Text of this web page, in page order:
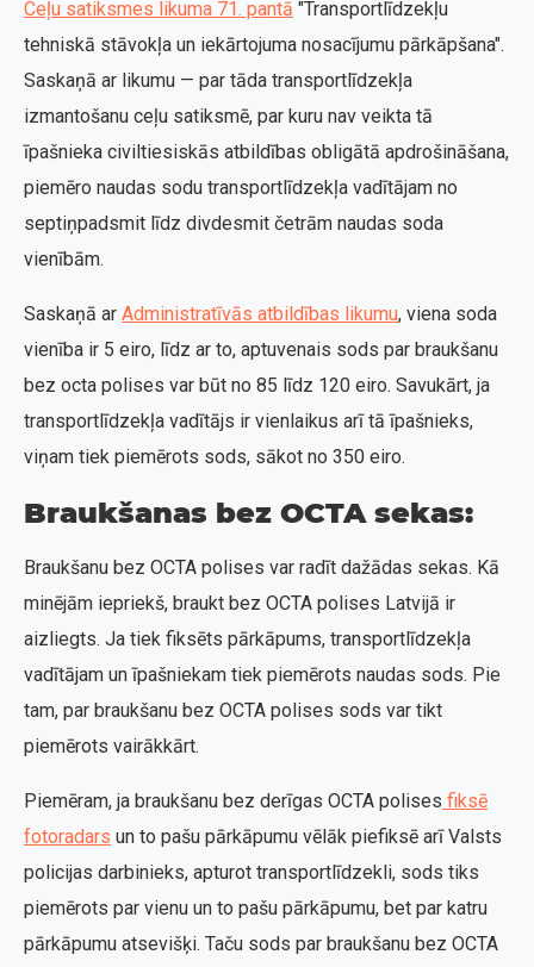
Ceļu satiksmes likuma 71. pantā "Transportlīdzekļu
tehniskā stāvokļa un iekārtojuma nosacījumu pārkāpšana".
Saskaņā ar likumu — par tāda transportlīdzekļa
izmantošanu ceļu satiksmē, par kuru nav veikta tā
īpašnieka civiltiesiskās atbildības obligātā apdrošināšana,
piemēro naudas sodu transportlīdzekļa vadītājam no
septiņpadsmit līdz divdesmit četrām naudas soda
vienībām.
Saskaņā ar Administratīvās atbildības likumu, viena soda
vienība ir 5 eiro, līdz ar to, aptuvenais sods par braukšanu
bez octa polises var būt no 85 līdz 120 eiro. Savukārt, ja
transportlīdzekļa vadītājs ir vienlaikus arī tā īpašnieks,
viņam tiek piemērots sods, sākot no 350 eiro.
Braukšanas bez OCTA sekas:
Braukšanu bez OCTA polises var radīt dažādas sekas. Kā
minējām iepriekš, braukt bez OCTA polises Latvijā ir
aizliegts. Ja tiek fiksēts pārkāpums, transportlīdzekļa
vadītājam un īpašniekam tiek piemērots naudas sods. Pie
tam, par braukšanu bez OCTA polises sods var tikt
piemērots vairākkārt.
Piemēram, ja braukšanu bez derīgas OCTA polises fiksē
fotoradars un to pašu pārkāpumu vēlāk piefiksē arī Valsts
policijas darbinieks, apturot transportlīdzekli, sods tiks
piemērots par vienu un to pašu pārkāpumu, bet par katru
pārkāpumu atsevišķi. Taču sods par braukšanu bez OCTA